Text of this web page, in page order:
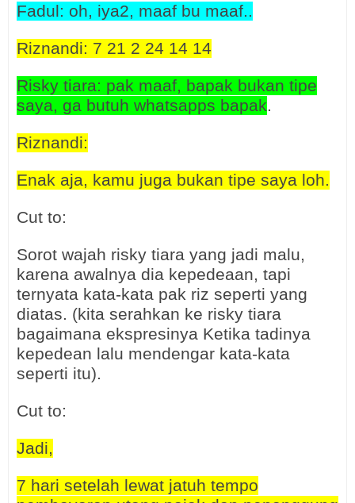
Fadul: oh, iya2, maaf bu maaf..
Riznandi: 7 21 2 24 14 14
Risky tiara: pak maaf, bapak bukan tipe
saya, ga butuh whatsapps bapak.
Riznandi:
Enak aja, kamu juga bukan tipe saya loh.
Cut to:
Sorot wajah risky tiara yang jadi malu,
karena awalnya dia kepedeaan, tapi
ternyata kata-kata pak riz seperti yang
diatas. (kita serahkan ke risky tiara
bagaimana ekspresinya Ketika tadinya
kepedean lalu mendengar kata-kata
seperti itu).
Cut to:
Jadi,
7 hari setelah lewat jatuh tempo